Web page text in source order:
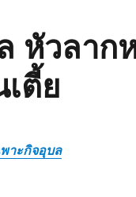
หัวลาก
ตี้ย
าะกิจอุบล